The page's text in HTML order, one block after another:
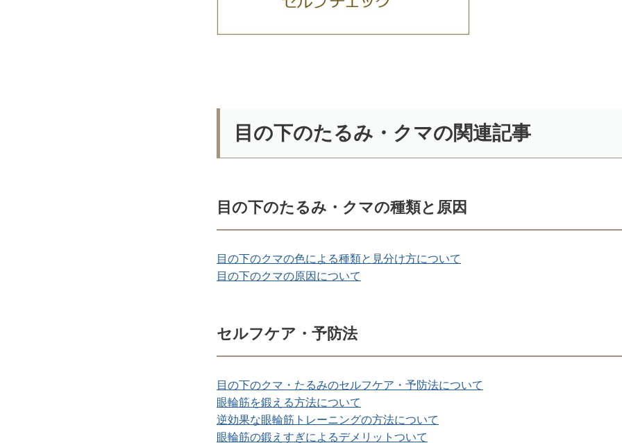
目の下のたるみ・クマの関連記事
目の下のたるみ・クマの種類と原因
目の下のクマの色による種類と見分け方について
目の下のクマの原因について
セルフケア・予防法
目の下のクマ・たるみのセルフケア・予防法について
眼輪筋を鍛える方法について
逆効果な眼輪筋トレーニングの方法について
眼輪筋の鍛えすぎによるデメリットついて